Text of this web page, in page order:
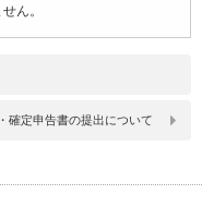
ん。
定申告書の提出について